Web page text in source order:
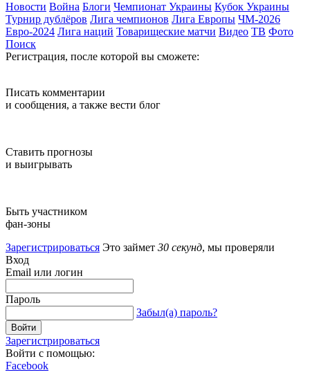
Новости Война Блоги Чемпионат Украины Кубок Украины
Турнир дублёров Лига чемпионов Лига Европы ЧМ-2026
Евро-2024 Лига наций Товарищеские матчи Видео ТВ Фото
Поиск
Регистрация, после которой вы сможете:
Писать комментарии
и сообщения, а также вести блог
Ставить прогнозы
и выигрывать
Быть участником
фан-зоны
Зарегистрироваться Это займет 30 секунд, мы проверяли
Вход
Email или логин
Пароль
Забыл(а) пароль?
Зарегистрироваться
Войти с помощью:
Facebook